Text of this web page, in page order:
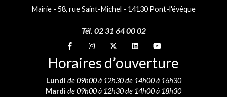
Mairie - 58, rue Saint-Michel - 14130 Pont-l'évêque
Tél. 02 31 64 00 02
Suivez-nous sur
Suivez-nous sur
Suivez-nous sur
Suivez-nous sur
Suivez-nous sur
Horaires d’ouverture
Lundi de 09h00 à 12h30 de 14h00 à 16h30
Mardi de 09h00 à 12h30 de 14h00 à 18h30